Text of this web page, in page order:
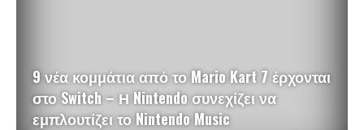
9 νέα κομμάτια από το Mario Kart 7 έρχονται
στο Switch – Η Nintendo συνεχίζει να
εμπλουτίζει το Nintendo Music